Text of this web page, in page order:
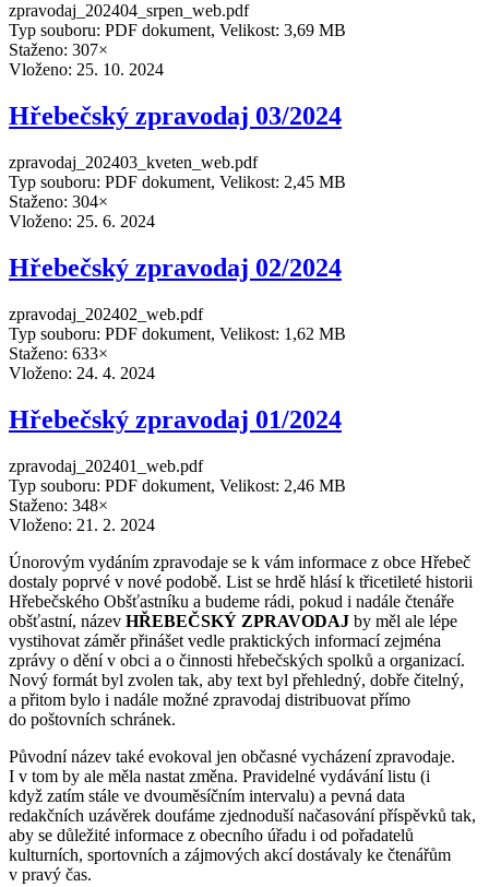
zpravodaj_202404_srpen_web.pdf
Typ souboru: PDF dokument, Velikost: 3,69 MB
Staženo: 307×
Vloženo: 25. 10. 2024
Hřebečský zpravodaj 03/2024
zpravodaj_202403_kveten_web.pdf
Typ souboru: PDF dokument, Velikost: 2,45 MB
Staženo: 304×
Vloženo: 25. 6. 2024
Hřebečský zpravodaj 02/2024
zpravodaj_202402_web.pdf
Typ souboru: PDF dokument, Velikost: 1,62 MB
Staženo: 633×
Vloženo: 24. 4. 2024
Hřebečský zpravodaj 01/2024
zpravodaj_202401_web.pdf
Typ souboru: PDF dokument, Velikost: 2,46 MB
Staženo: 348×
Vloženo: 21. 2. 2024
Únorovým vydáním zpravodaje se k vám informace z obce Hřebeč
dostaly poprvé v nové podobě. List se hrdě hlásí k třicetileté historii
Hřebečského Obšťastníku a budeme rádi, pokud i nadále čtenáře
obšťastní, název HŘEBEČSKÝ ZPRAVODAJ by měl ale lépe
vystihovat záměr přinášet vedle praktických informací zejména
zprávy o dění v obci a o činnosti hřebečských spolků a organizací.
Nový formát byl zvolen tak, aby text byl přehledný, dobře čitelný,
a přitom bylo i nadále možné zpravodaj distribuovat přímo
do poštovních schránek.
Původní název také evokoval jen občasné vycházení zpravodaje.
I v tom by ale měla nastat změna. Pravidelné vydávání listu (i
když zatím stále ve dvouměsíčním intervalu) a pevná data
redakčních uzávěrek doufáme zjednoduší načasování příspěvků tak,
aby se důležité informace z obecního úřadu i od pořadatelů
kulturních, sportovních a zájmových akcí dostávaly ke čtenářům
v pravý čas.